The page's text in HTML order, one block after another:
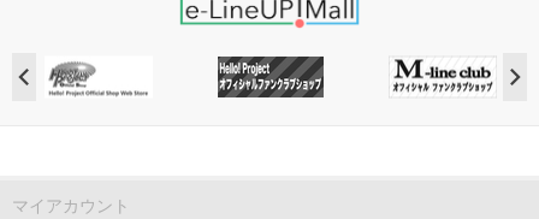
マイアカウント